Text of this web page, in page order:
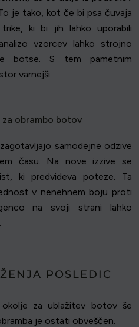
je tako, kot če bi psa čuvaja
ki bi jih lahko uporabili
vzorcev lahko strojno
botse. S tem pametnim
varnejši.
obrambo botov
samodejne odzive
času. Na nove izzive se
ki predvideva poteze. Ta
v nenehnem boju proti
na svoji strani lahko
POSLEDIC
za ublažitev botov še
je ostati obveščen.